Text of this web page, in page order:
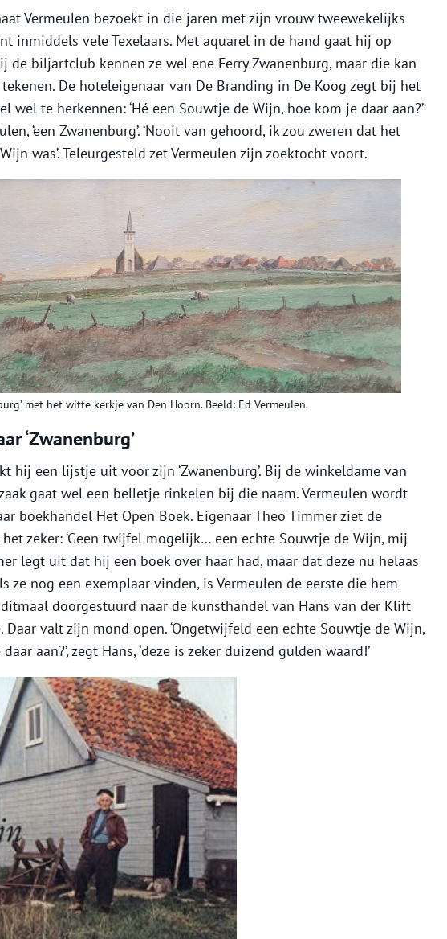
Vermeulen bezoekt in die jaren met zijn vrouw tweewekelijks
inmiddels vele Texelaars. Met aquarel in de hand gaat hij op
de biljartclub kennen ze wel ene Ferry Zwanenburg, maar die kan
De hoteleigenaar van De Branding in De Koog zegt bij het
wel te herkennen: ‘Hé een Souwtje de Wijn, hoe kom je daar aan?’
‘een Zwanenburg’. ‘Nooit van gehoord, ik zou zweren dat het
was’. Teleurgesteld zet Vermeulen zijn zoektocht voort.
met het witte kerkje van Den Hoorn. Beeld: Ed Vermeulen.
‘Zwanenburg’
hij een lijstje uit voor zijn ‘Zwanenburg’. Bij de winkeldame van
gaat wel een belletje rinkelen bij die naam. Vermeulen wordt
boekhandel Het Open Boek. Eigenaar Theo Timmer ziet de
zeker: ‘Geen twijfel mogelijk… een echte Souwtje de Wijn, mij
legt uit dat hij een boek over haar had, maar dat deze nu helaas
ze nog een exemplaar vinden, is Vermeulen de eerste die hem
doorgestuurd naar de kunsthandel van Hans van der Klift
Daar valt zijn mond open. ‘Ongetwijfeld een echte Souwtje de Wijn,
aan?’, zegt Hans, ‘deze is zeker duizend gulden waard!’